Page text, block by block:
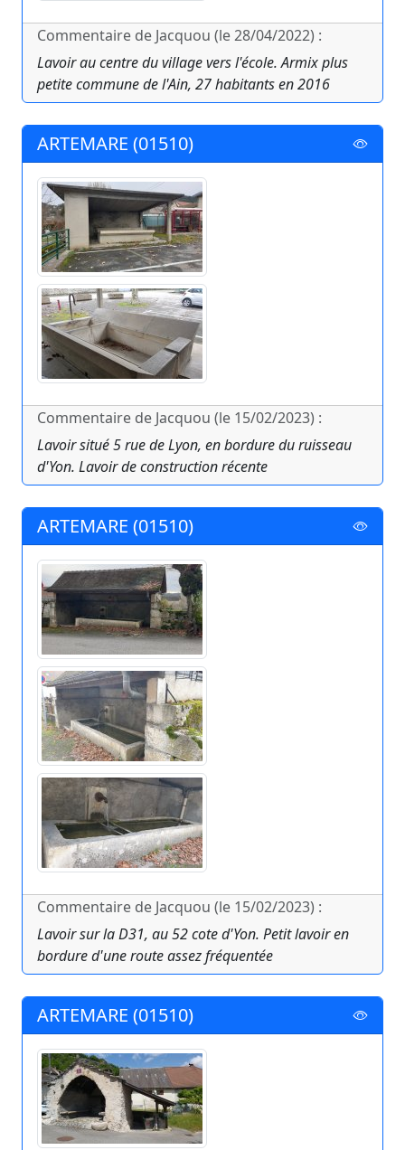
Commentaire de Jacquou (le 28/04/2022) :
Lavoir au centre du village vers l'école. Armix plus
petite commune de l'Ain, 27 habitants en 2016
ARTEMARE (01510)
Commentaire de Jacquou (le 15/02/2023) :
Lavoir situé 5 rue de Lyon, en bordure du ruisseau
d'Yon. Lavoir de construction récente
ARTEMARE (01510)
Commentaire de Jacquou (le 15/02/2023) :
Lavoir sur la D31, au 52 cote d'Yon. Petit lavoir en
bordure d'une route assez fréquentée
ARTEMARE (01510)